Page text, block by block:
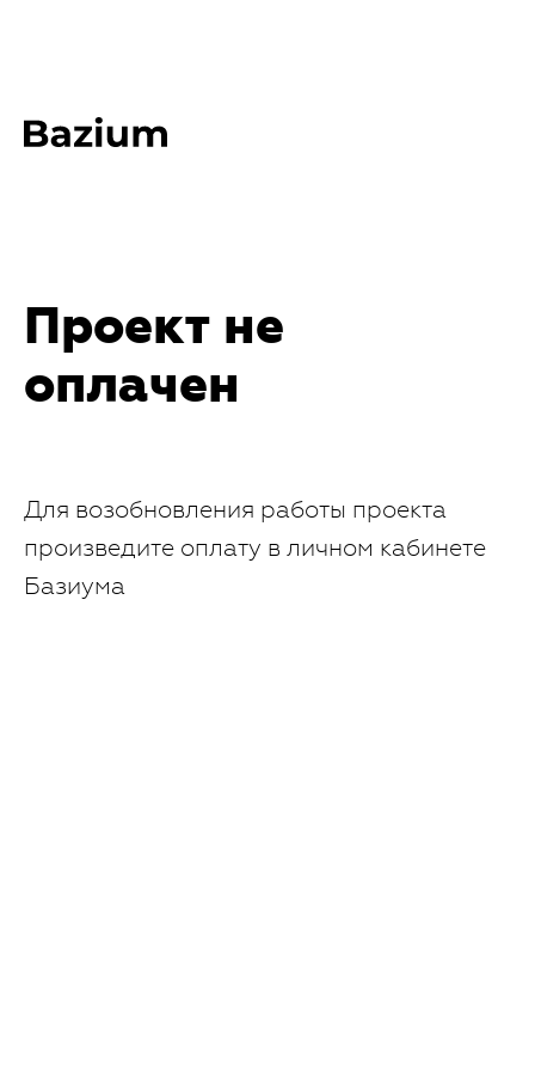
Проект не
оплачен
Для возобновления работы проекта
произведите оплату в личном кабинете
Базиума